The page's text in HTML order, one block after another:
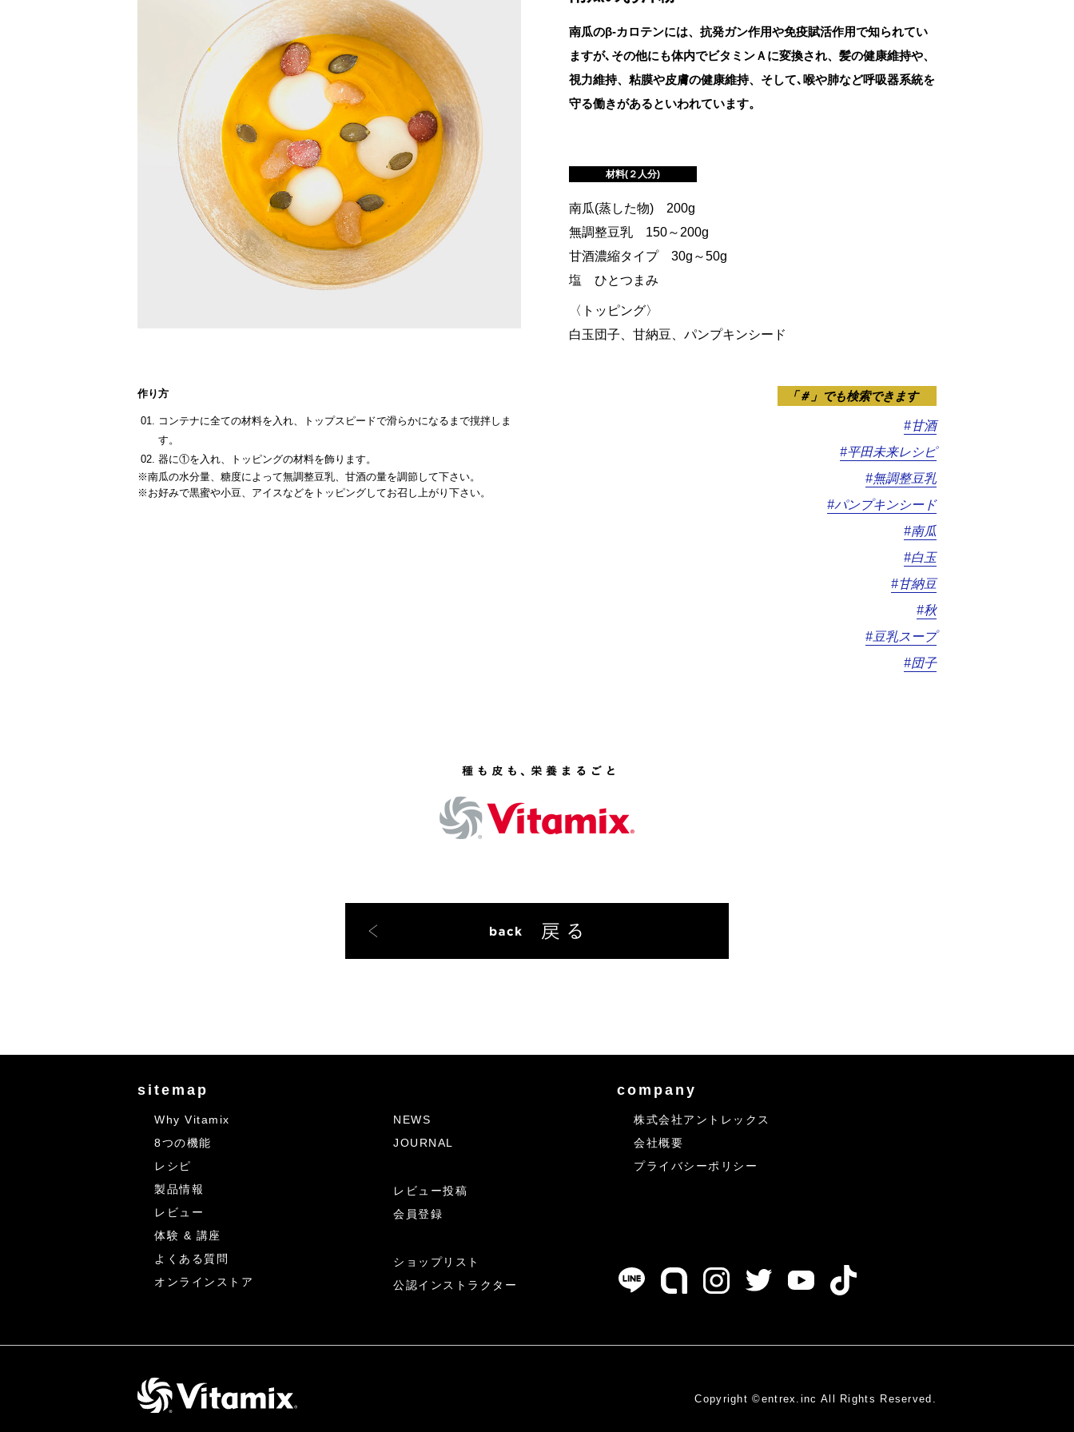
南瓜のβ-カロテンには、抗発ガン作用や免疫賦活作用で知られてい
ますが､その他にも体内でビタミンＡに変換され、髪の健康維持や、
視力維持、粘膜や皮膚の健康維持、そして､喉や肺など呼吸器系統を
守る働きがあるといわれています。
材料(２人分)
南瓜(蒸した物) 200g
無調整豆乳 150～200g
甘酒濃縮タイプ 30g～50g
塩 ひとつまみ
〈トッピング〉
白玉団子、甘納豆、パンプキンシード
「＃」でも検索できます
#甘酒
#平田未来レシピ
#無調整豆乳
#パンプキンシード
#南瓜
#白玉
#甘納豆
#秋
#豆乳スープ
#団子
作り方
コンテナに全ての材料を入れ、トップスピードで滑らかになるまで撹拌しま
す。
器に①を入れ、トッピングの材料を飾ります。
※南瓜の水分量、糖度によって無調整豆乳、甘酒の量を調節して下さい。
※お好みで黒蜜や小豆、アイスなどをトッピングしてお召し上がり下さい。
sitemap
Why Vitamix
8つの機能
レシピ
製品情報
レビュー
体験 & 講座
よくある質問
オンラインストア
NEWS
JOURNAL
レビュー投稿
会員登録
ショップリスト
公認インストラクター
company
株式会社アントレックス
会社概要
プライバシーポリシー
Copyright ©entrex.inc All Rights Reserved.